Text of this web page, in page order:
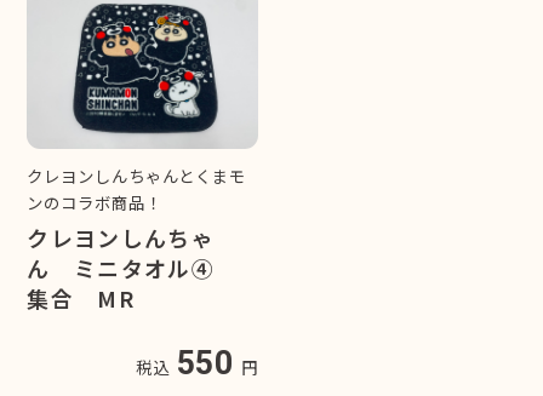
クレヨンしんちゃんとくまモ
ンのコラボ商品！
クレヨンしんちゃ
ん ミニタオル④
集合 MR
税込 550 円